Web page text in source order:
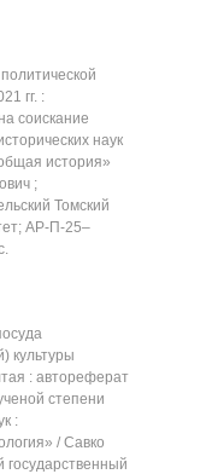
гг. :
соискание
наук
история»
;
Томский
АР-П-25‒
культуры
: автореферат
степени
:
/ Савко
государственный